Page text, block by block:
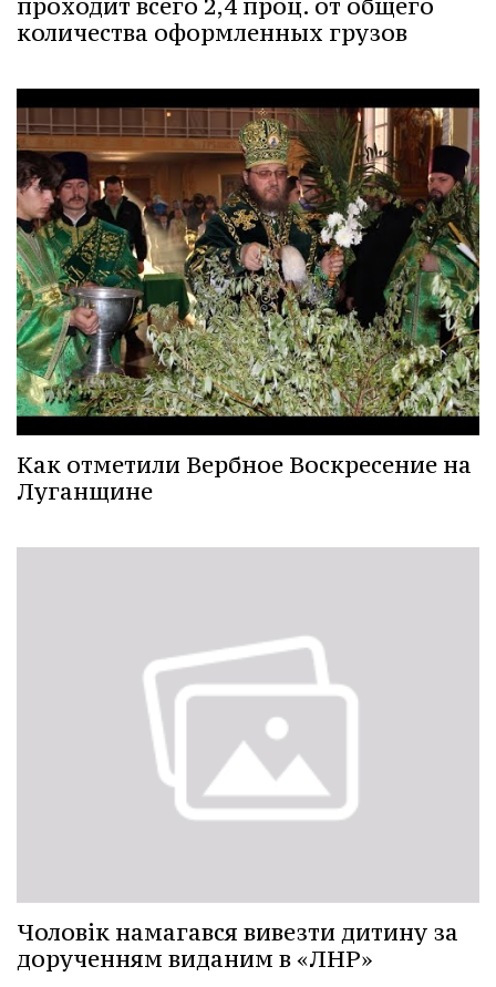
количества оформленных грузов
Как отметили Вербное Воскресение на
Луганщине
Чоловік намагався вивезти дитину за
дорученням виданим в «ЛНР»